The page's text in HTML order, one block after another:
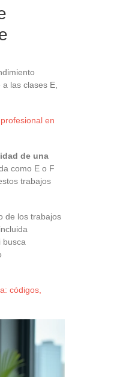
las clases E,
en
de una
como E o F
trabajos
de los trabajos
busca
códigos,